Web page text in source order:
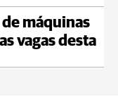
máquinas
vagas desta